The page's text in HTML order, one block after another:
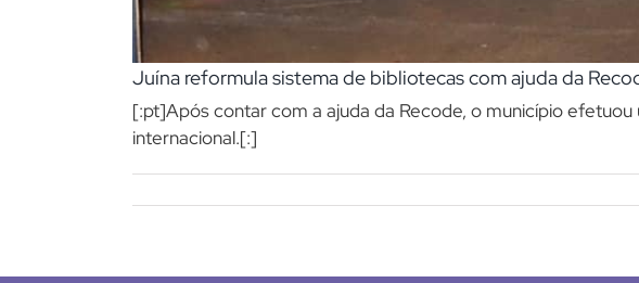
Juína reformula sistema de bibliotecas com ajuda da
[:pt]Após contar com a ajuda da Recode, o município
internacional.[:]